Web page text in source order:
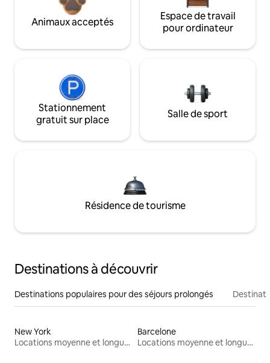
Animaux acceptés
Espace de travail
pour ordinateur
Stationnement
gratuit sur place
Salle de sport
Résidence de tourisme
Destinations à découvrir
Destinations populaires pour des séjours prolongés
New York
Locations moyenne et longue durée
Barcelone
Locations moyenne et longue durée